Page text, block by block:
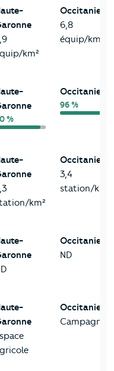
km²
Occitanie
6,8
équip/km²
%
Occitanie
96 %
km²
Occitanie
3,4
station/km²
Occitanie
ND
Occitanie
Campagne